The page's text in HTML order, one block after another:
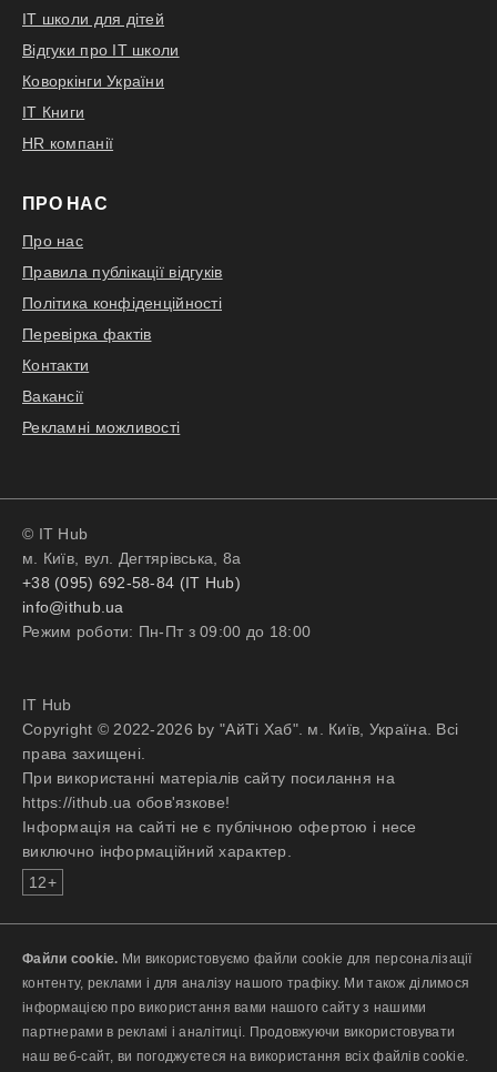
IT школи для дітей
Відгуки про IT школи
Коворкінги України
IT Книги
HR компанії
ПРО НАС
Про нас
Правила публікації відгуків
Політика конфіденційності
Перевірка фактів
Контакти
Вакансії
Рекламні можливості
© IT Hub
м. Київ, вул. Дегтярівська, 8а
+38 (095) 692-58-84 (IT Hub)
info@ithub.ua
Режим роботи: Пн-Пт з 09:00 до 18:00
IT Hub
Copyright © 2022-2026 by "АйТі Хаб". м. Київ, Україна. Всі
права захищені.
При використанні матеріалів сайту посилання на
https://ithub.ua обов'язкове!
Інформація на сайті не є публічною офертою і несе
виключно інформаційний характер.
12+
Файли cookie. Ми використовуємо файли cookie для персоналізації
контенту, реклами і для аналізу нашого трафіку. Ми також ділимося
інформацією про використання вами нашого сайту з нашими
партнерами в рекламі і аналітиці. Продовжуючи використовувати
наш веб-сайт, ви погоджуєтеся на використання всіх файлів cookie.